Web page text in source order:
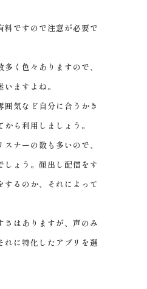
料ですので注意が必要で
く色々ありますので、
ますよね。
気など自分に合うかき
ら利用しましょう。
ナーの数も多いので、
しょう。顔出し配信をす
するのか、それによって
さはありますが、声のみ
れに特化したアプリを選